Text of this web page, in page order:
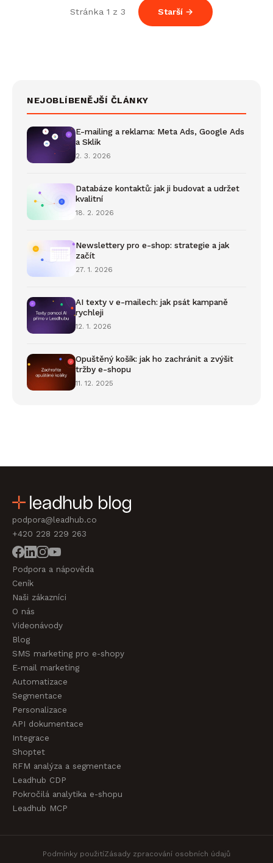
Stránka 1 z 3 Starší →
NEJOBLÍBENĚJŠÍ ČLÁNKY
E-mailing a reklama: Meta Ads, Google Ads
a Sklik
2. 3. 2026
Databáze kontaktů: jak ji budovat a udržet
kvalitní
18. 2. 2026
Newslettery pro e-shop: strategie a jak
začít
27. 1. 2026
AI texty v e-mailech: jak psát kampaně
rychleji
12. 1. 2026
Opuštěný košík: jak ho zachránit a zvýšit
tržby e-shopu
11. 12. 2025
podpora@leadhub.co
+420 228 229 263
Podpora a nápověda
Ceník
Naši zákazníci
O nás
Videonávody
Blog
SMS marketing pro e-shopy
E-mail marketing
Automatizace
Segmentace
Personalizace
API dokumentace
Integrace
Shoptet
RFM analýza a segmentace
Leadhub CDP
Pokročilá analytika e-shopu
Leadhub MCP
Podmínky použitíZásady zpracování osobních údajů